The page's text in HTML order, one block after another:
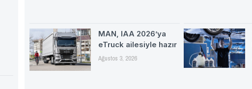
MAN, IAA 2026’ya
eTruck ailesiyle hazır
Ağustos 3, 2026